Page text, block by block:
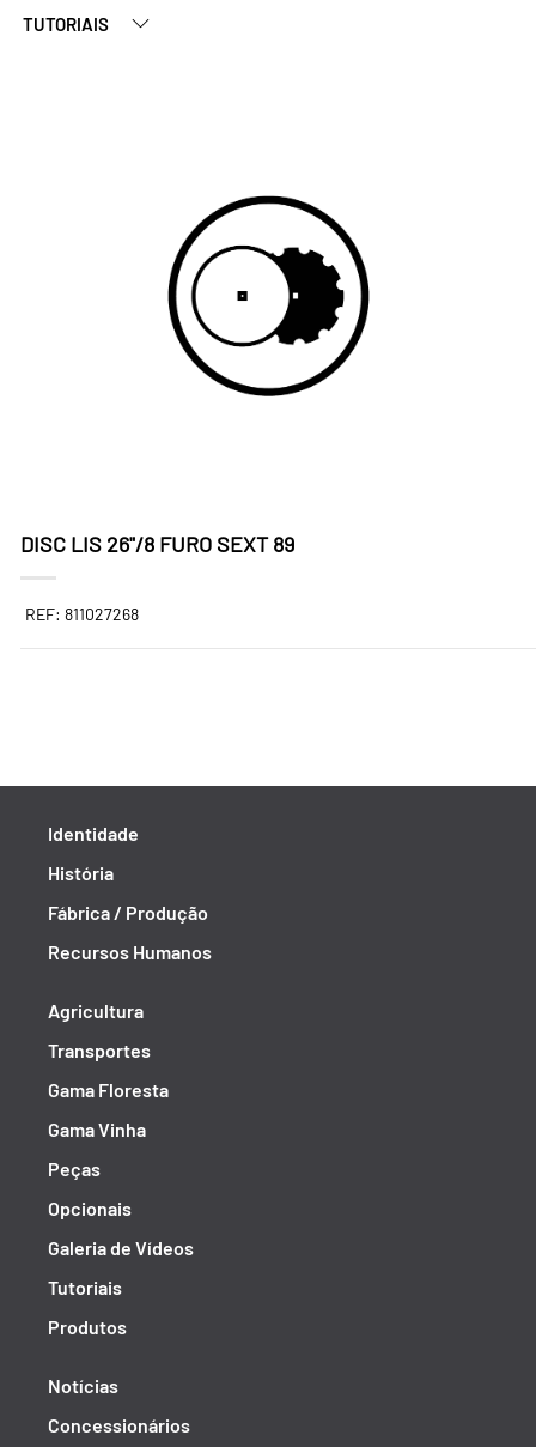
TUTORIAIS
DISC LIS 26"/8 FURO SEXT 89
REF: 811027268
Identidade
História
Fábrica / Produção
Recursos Humanos
Agricultura
Transportes
Gama Floresta
Gama Vinha
Peças
Opcionais
Galeria de Vídeos
Tutoriais
Produtos
Notícias
Concessionários